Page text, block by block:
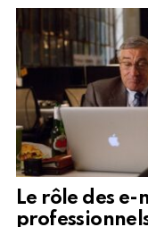
Le rôle des e-